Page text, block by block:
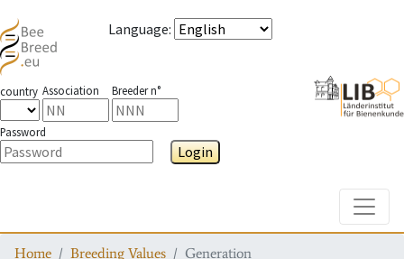
Language:
country Association Breeder n°
Password
Login
Home Breeding Values Generation